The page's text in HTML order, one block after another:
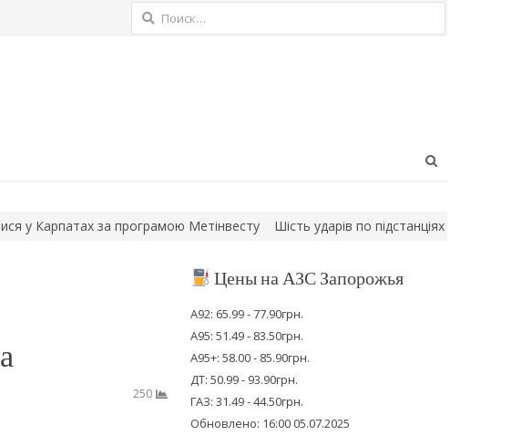
Найти:
за програмою Метінвесту Шість ударів по підстанціях за тиждень:
250
Цены на АЗС Запорожья
А92: 65.99 - 77.90грн.
А95: 51.49 - 83.50грн.
А95+: 58.00 - 85.90грн.
ДТ: 50.99 - 93.90грн.
ГАЗ: 31.49 - 44.50грн.
Обновлено: 16:00 05.07.2025